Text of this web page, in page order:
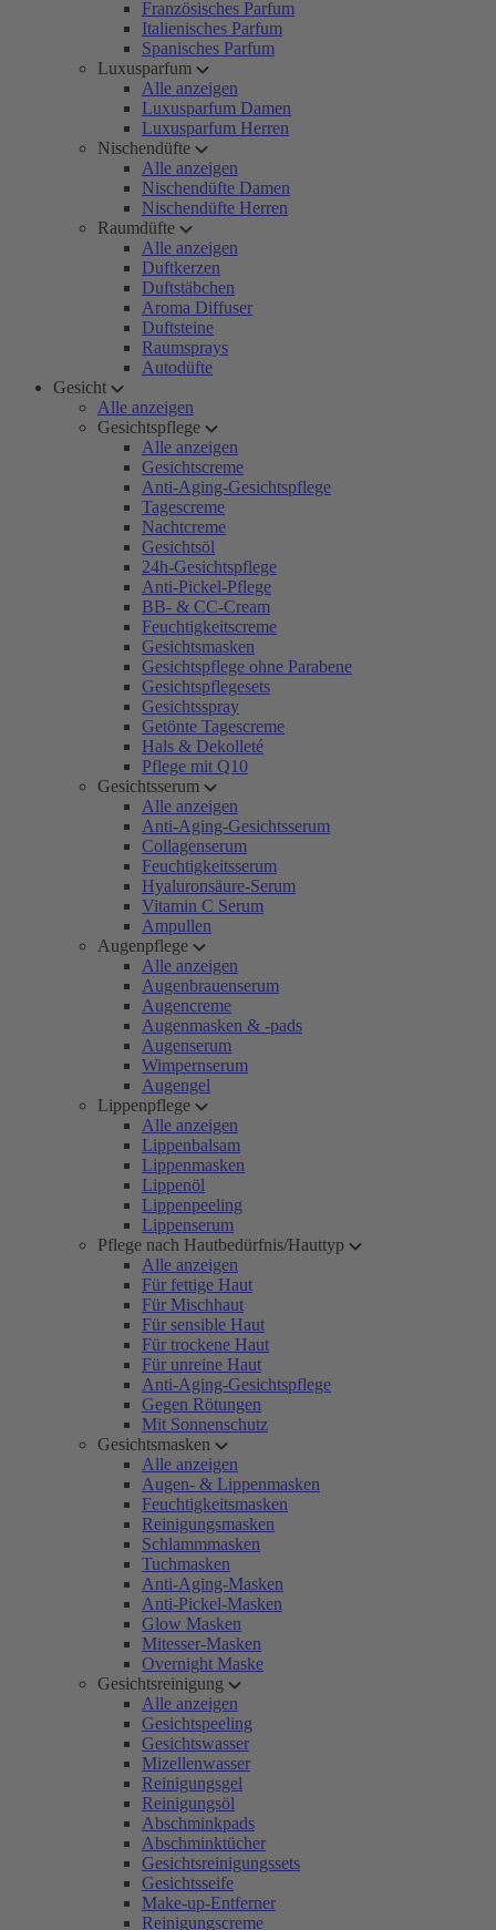
Französisches Parfum
Italienisches Parfum
Spanisches Parfum
Luxusparfum
Alle anzeigen
Luxusparfum Damen
Luxusparfum Herren
Nischendüfte
Alle anzeigen
Nischendüfte Damen
Nischendüfte Herren
Raumdüfte
Alle anzeigen
Duftkerzen
Duftstäbchen
Aroma Diffuser
Duftsteine
Raumsprays
Autodüfte
Gesicht
Alle anzeigen
Gesichtspflege
Alle anzeigen
Gesichtscreme
Anti-Aging-Gesichtspflege
Tagescreme
Nachtcreme
Gesichtsöl
24h-Gesichtspflege
Anti-Pickel-Pflege
BB- & CC-Cream
Feuchtigkeitscreme
Gesichtsmasken
Gesichtspflege ohne Parabene
Gesichtspflegesets
Gesichtsspray
Getönte Tagescreme
Hals & Dekolleté
Pflege mit Q10
Gesichtsserum
Alle anzeigen
Anti-Aging-Gesichtsserum
Collagenserum
Feuchtigkeitsserum
Hyaluronsäure-Serum
Vitamin C Serum
Ampullen
Augenpflege
Alle anzeigen
Augenbrauenserum
Augencreme
Augenmasken & -pads
Augenserum
Wimpernserum
Augengel
Lippenpflege
Alle anzeigen
Lippenbalsam
Lippenmasken
Lippenöl
Lippenpeeling
Lippenserum
Pflege nach Hautbedürfnis/Hauttyp
Alle anzeigen
Für fettige Haut
Für Mischhaut
Für sensible Haut
Für trockene Haut
Für unreine Haut
Anti-Aging-Gesichtspflege
Gegen Rötungen
Mit Sonnenschutz
Gesichtsmasken
Alle anzeigen
Augen- & Lippenmasken
Feuchtigkeitsmasken
Reinigungsmasken
Schlammmasken
Tuchmasken
Anti-Aging-Masken
Anti-Pickel-Masken
Glow Masken
Mitesser-Masken
Overnight Maske
Gesichtsreinigung
Alle anzeigen
Gesichtspeeling
Gesichtswasser
Mizellenwasser
Reinigungsgel
Reinigungsöl
Abschminkpads
Abschminktücher
Gesichtsreinigungssets
Gesichtsseife
Make-up-Entferner
Reinigungscreme